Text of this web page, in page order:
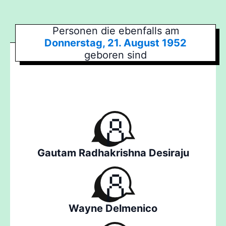
Personen die ebenfalls am
Donnerstag, 21. August 1952
geboren sind
Gautam Radhakrishna Desiraju
Wayne Delmenico